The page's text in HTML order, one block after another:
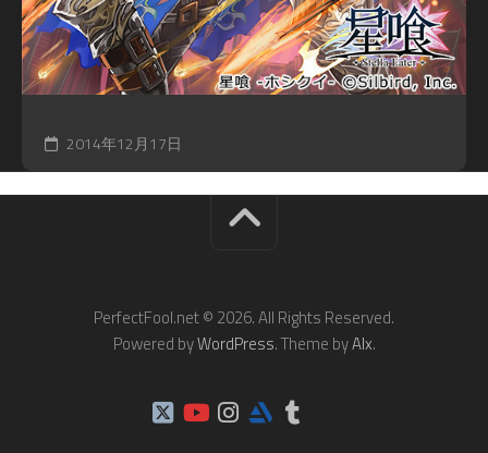
2014年12月17日
PerfectFool.net © 2026. All Rights Reserved.
Powered byWordPress. Theme byAlx.